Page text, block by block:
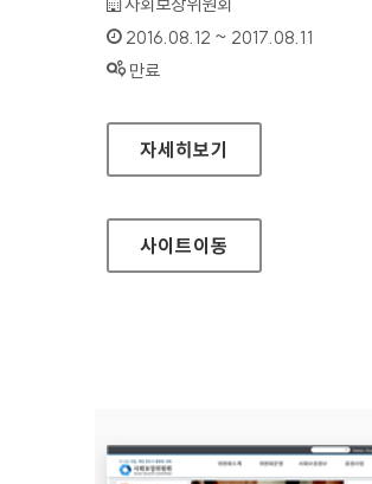
인증기간 :
2016.08.12 ~ 2017.08.11
상태 :
만료
사회보장위원회 영문 홈페이지
자세히보기
사이트이동